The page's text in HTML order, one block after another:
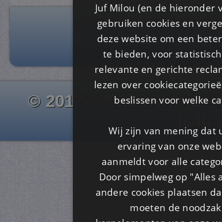
© 2012 - 2026
Juf Milou (en de
gebruiken cookies en
deze website om een
te bieden, voor
relevante en gerichte
lezen over
beslissen voor welke
Wij zijn van mening dat
ervaring van onze
aanmeldt voor alle
Door simpelweg op
andere cookies plaatsen
moeten de